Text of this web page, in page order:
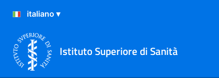
Istituto Superiore di Sanità